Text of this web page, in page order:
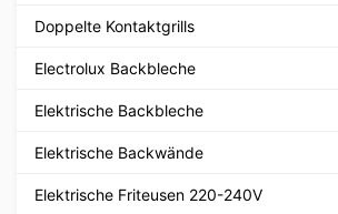
Doppelte Kontaktgrills
Electrolux Backbleche
Elektrische Backbleche
Elektrische Backwände
Elektrische Friteusen 220-240V